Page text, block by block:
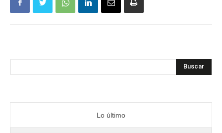
Buscar
Lo último